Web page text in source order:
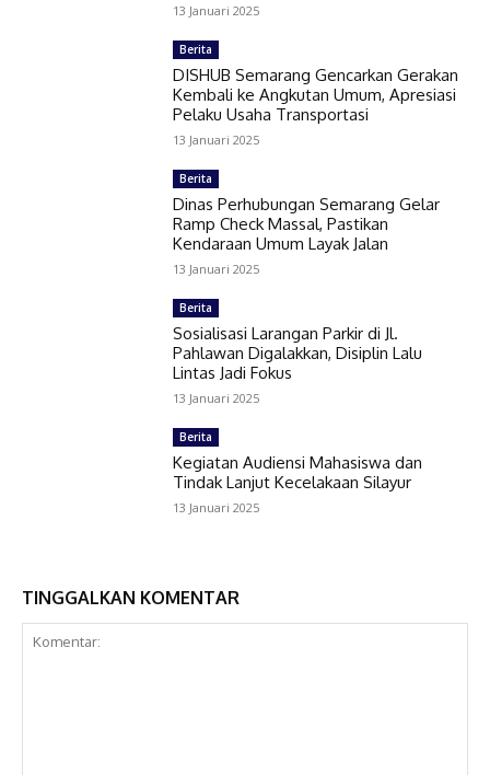
13 Januari 2025
Berita
DISHUB Semarang Gencarkan Gerakan
Kembali ke Angkutan Umum, Apresiasi
Pelaku Usaha Transportasi
13 Januari 2025
Berita
Dinas Perhubungan Semarang Gelar
Ramp Check Massal, Pastikan
Kendaraan Umum Layak Jalan
13 Januari 2025
Berita
Sosialisasi Larangan Parkir di Jl.
Pahlawan Digalakkan, Disiplin Lalu
Lintas Jadi Fokus
13 Januari 2025
Berita
Kegiatan Audiensi Mahasiswa dan
Tindak Lanjut Kecelakaan Silayur
13 Januari 2025
TINGGALKAN KOMENTAR